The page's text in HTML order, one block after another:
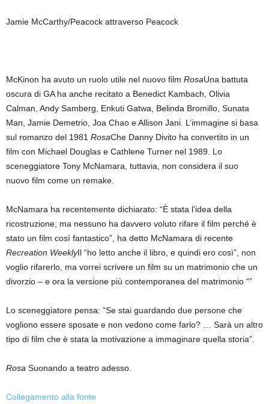
Jamie McCarthy/Peacock attraverso Peacock
McKinon ha avuto un ruolo utile nel nuovo film RosaUna battuta
oscura di GA ha anche recitato a Benedict Kambach, Olivia
Calman, Andy Samberg, Enkuti Gatwa, Belinda Bromillo, Sunata
Man, Jamie Demetrio, Joa Chao e Allison Jani. L’immagine si basa
sul romanzo del 1981 RosaChe Danny Divito ha convertito in un
film con Michael Douglas e Cathlene Turner nel 1989. Lo
sceneggiatore Tony McNamara, tuttavia, non considera il suo
nuovo film come un remake.
McNamara ha recentemente dichiarato: “È stata l’idea della
ricostruzione, ma nessuno ha davvero voluto rifare il film perché è
stato un film così fantastico”, ha detto McNamara di recente
Recreation WeeklyIl “ho letto anche il libro, e quindi ero così”, non
voglio rifarerlo, ma vorrei scrivere un film su un matrimonio che un
divorzio – e ora la versione più contemporanea del matrimonio “”
Lo sceneggiatore pensa: “Se stai guardando due persone che
vogliono essere sposate e non vedono come farlo? … Sarà un altro
tipo di film che è stata la motivazione a immaginare quella storia”.
Rosa Suonando a teatro adesso.
Collegamento alla fonte